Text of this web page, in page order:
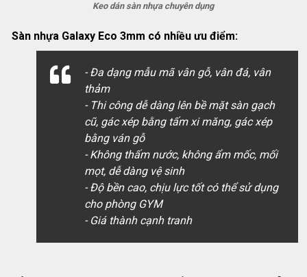
Keo dán sàn nhựa chuyên dụng
Sàn nhựa Galaxy Eco 3mm có nhiều ưu điểm:
- Đa dạng mẫu mã vân gỗ, vân đá, vân
thảm
- Thi công dễ dàng lên bề mặt sàn gạch
cũ, gác xép bằng tấm xi măng, gác xép
bằng ván gỗ
- Không thấm nước, không ẩm mốc, mối
mọt, dễ dàng vệ sinh
- Độ bền cao, chịu lực tốt có thể sử dụng
cho phòng GYM
- Giá thành cạnh tranh